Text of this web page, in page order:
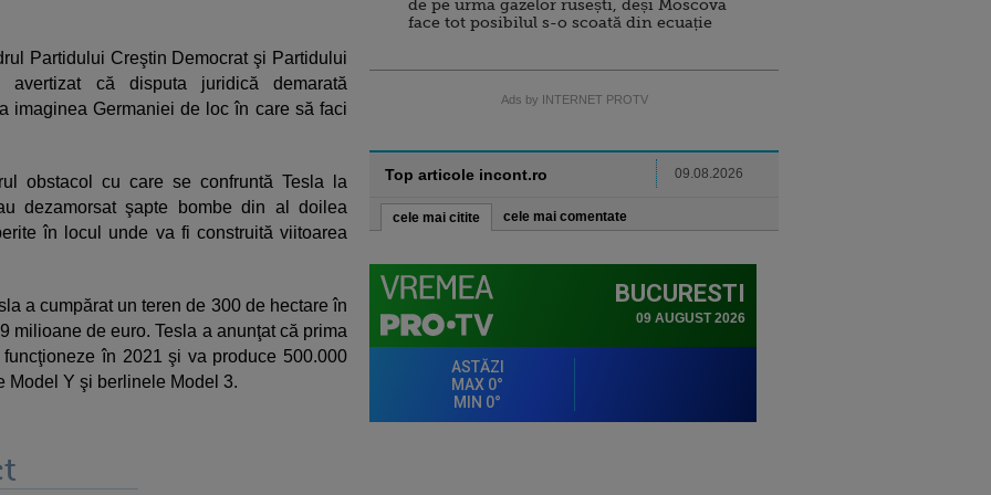
Partidului Creştin Democrat şi Partidului
avertizat că disputa juridică demarată
imaginea Germaniei de loc în care să faci
obstacol cu care se confruntă Tesla la
dezamorsat şapte bombe din al doilea
în locul unde va fi construită viitoarea
a cumpărat un teren de 300 de hectare în
milioane de euro. Tesla a anunţat că prima
în 2021 şi va produce 500.000
Model Y şi berlinele Model 3.
de pe urma gazelor rusești, deși Moscova
face tot posibilul s-o scoată din ecuație
Ads by INTERNET PROTV
Top articole incont.ro 09.08.2026
cele mai citite cele mai comentate